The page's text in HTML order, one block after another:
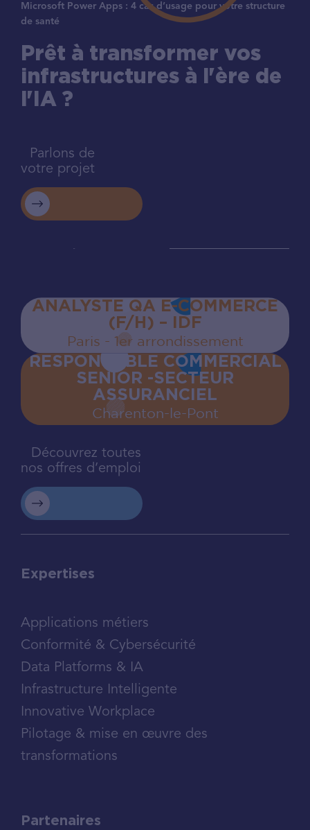
Microsoft Power Apps : 4 cas d’usage pour votre structure
de santé
Prêt à transformer vos
infrastructures à l'ère de
l'IA ?
Parlons de
votre projet
ANALYSTE QA E-COMMERCE
(F/H) – IDF
Paris - 1er arrondissement
RESPONSABLE COMMERCIAL
SENIOR -SECTEUR
ASSURANCIEL
Charenton‍-‍le‍-‍Pont
Découvrez toutes
nos offres d’emploi
Expertises
Applications métiers
Conformité & Cybersécurité
Data Platforms & IA
Infrastructure Intelligente
Innovative Workplace
Pilotage & mise en œuvre des
transformations
Partenaires